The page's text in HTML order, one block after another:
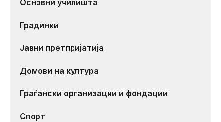
Основни училишта
Градинки
Јавни претпријатија
Домови на култура
Граѓански организации и фондации
Спорт